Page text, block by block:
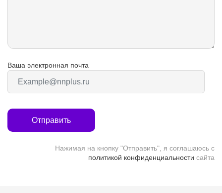
Ваша электронная почта
Отправить
Нажимая на кнопку "Отправить", я соглашаюсь с
политикой конфиденциальности сайта